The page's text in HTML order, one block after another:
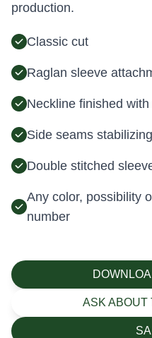
production.
Classic cut
Raglan sleeve
Neckline finished with
Side seams
Double stitched
Any color, possibility
number
ASK ABOUT